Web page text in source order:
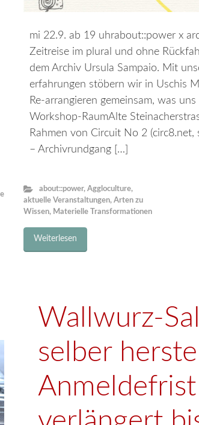
mi 22.9. ab 19 uhrabout::power x
Zeitreise im plural und ohne
dem Archiv Ursula Sampaio. Mit
erfahrungen stöbern wir in Uschis
Re-arrangieren gemeinsam, was
Workshop-RaumAlte
Rahmen von Circuit No 2
– Archivrundgang […]
about::power, Aggloculture,
aktuelle Veranstaltungen, Arten zu
Wissen, Materielle Transformationen
Weiterlesen
Wallwurz-
selber
Anmeldefrist